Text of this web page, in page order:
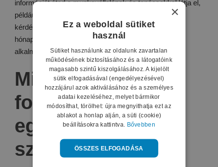
információt átad a munkavállalónak és tanácsokkal látja el,
például a védőeszközökkel vagy a munkahigiénés
kérdésekkel kapcsolatban. Egészségügyi panasz, 1
hónapon túli táppénzes állomány esetén soron kívüli
alkalmassági vizsgálat indokolt.
Mit vizsgál a
foglalkozás-
egészségügyi
szakorvos?
×
Ez a weboldal sütiket
használ
Sütiket használunk az oldalunk zavartalan
működésének biztosításához és a látogatóink
magasabb szintű kiszolgálásához. A kijelölt
sütik elfogadásával (engedélyezésével)
hozzájárul azok aktiválásához és a személyes
adatai kezeléséhez, melyet bármikor
módosíthat, törölhet: újra megnyithatja ezt az
ablakot a honlap alján, a süti (cookie)
beállításokra kattintva.
Bővebben
ÖSSZES ELFOGADÁSA